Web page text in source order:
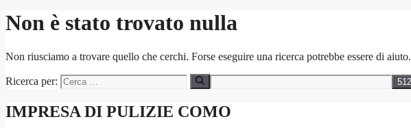
Non è stato trovato nulla
Non riusciamo a trovare quello che cerchi. Forse eseguire una ricerca potrebbe essere di aiuto.
Ricerca per:
IMPRESA DI PULIZIE COMO